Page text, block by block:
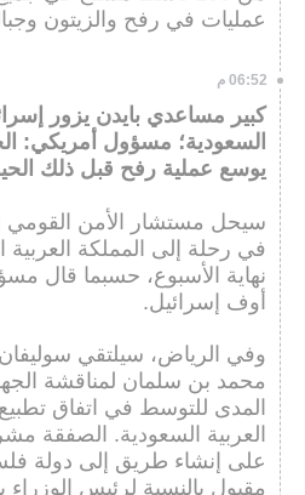
عمليات في رفح والزيتون
06:52 م
كبير مساعدي بايدن يزور
السعودية؛ مسؤول أمريكي:
يوسع عملية رفح قبل ذلك
سيحل مستشار الأمن القومي
في رحلة إلى المملكة
نهاية الأسبوع، حسبما قال
أوف إسرائيل.
وفي الرياض، سيلتقي سوليفان
محمد بن سلمان لمناقشة
المدى للتوسط في اتفاق
العربية السعودية. الصفقة
على إنشاء طريق إلى دولة
مقبول بالنسبة لرئيس الوزراء